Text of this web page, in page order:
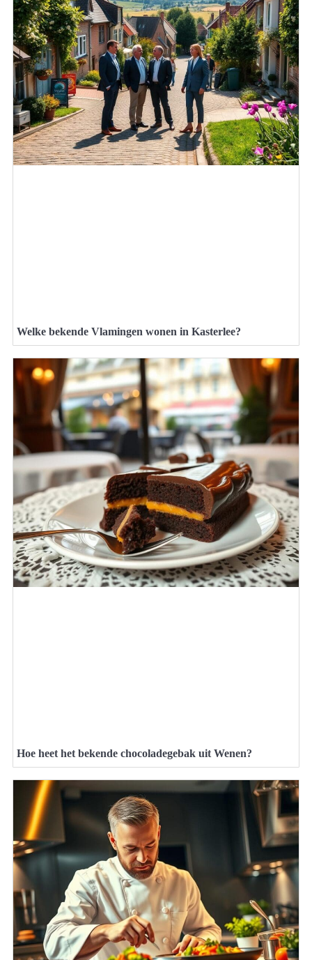
Welke bekende Vlamingen wonen in Kasterlee?
Hoe heet het bekende chocoladegebak uit Wenen?